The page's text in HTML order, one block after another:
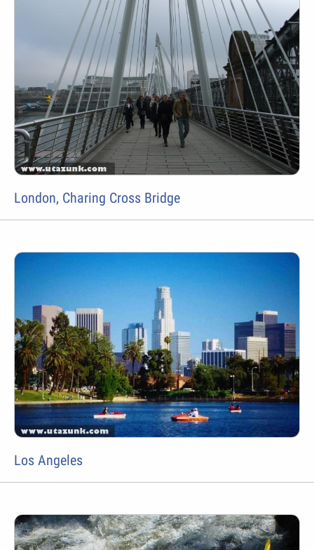
London, Charing Cross Bridge
Los Angeles